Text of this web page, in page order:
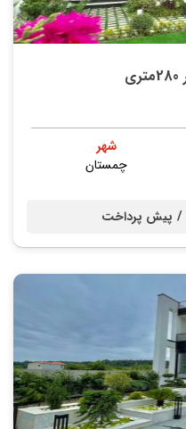
شهر
چمستان
پیش پرداخت